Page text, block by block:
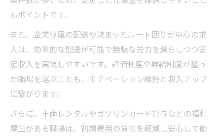
もポイントです。
また、企業専属の配送や決まったルート回りが中心の求
人は、効率的な配達が可能で無駄な労力を減らしつつ安
定収入を実現しやすいです。評価制度や昇給制度が整っ
た職場を選ぶことも、モチベーション維持と収入アップ
に繋がります。
さらに、車両レンタルやガソリンカード貸与などの福利
厚生がある職場は、初期費用の負担を軽減し安心して働